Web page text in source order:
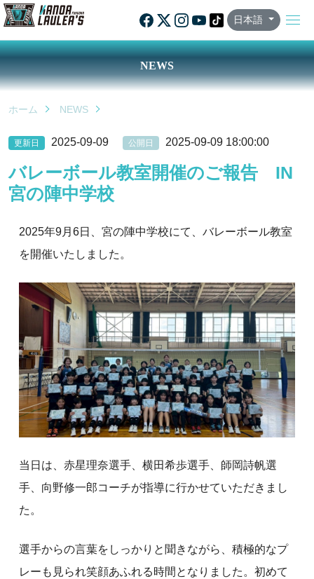
日本語
NEWS
ホーム NEWS
更新日 2025-09-09 公開日 2025-09-09 18:00:00
バレーボール教室開催のご報告 IN
宮の陣中学校
2025年9月6日、宮の陣中学校にて、バレーボール教室
を開催いたしました。
当日は、赤星理奈選手、横田希歩選手、師岡詩帆選
手、向野修一郎コーチが指導に行かせていただきまし
た。
選手からの言葉をしっかりと聞きながら、積極的なプ
レーも見られ笑顔あふれる時間となりました。初めて